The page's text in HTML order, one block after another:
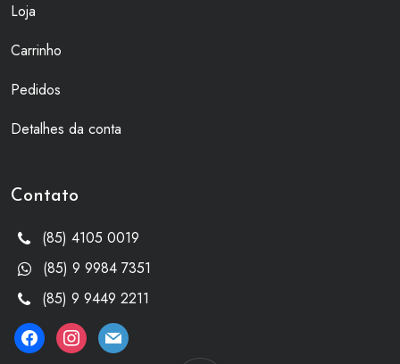
Loja
Carrinho
Pedidos
Detalhes da conta
Contato
(85) 4105 0019
(85) 9 9984 7351
(85) 9 9449 2211
facebookinstagram
mail